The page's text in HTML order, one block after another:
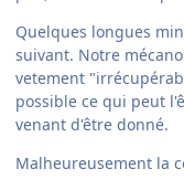
Quelques longues
suivant. Notre
vetement
possible ce qui peut
venant d'être donné.
Malheureusement la